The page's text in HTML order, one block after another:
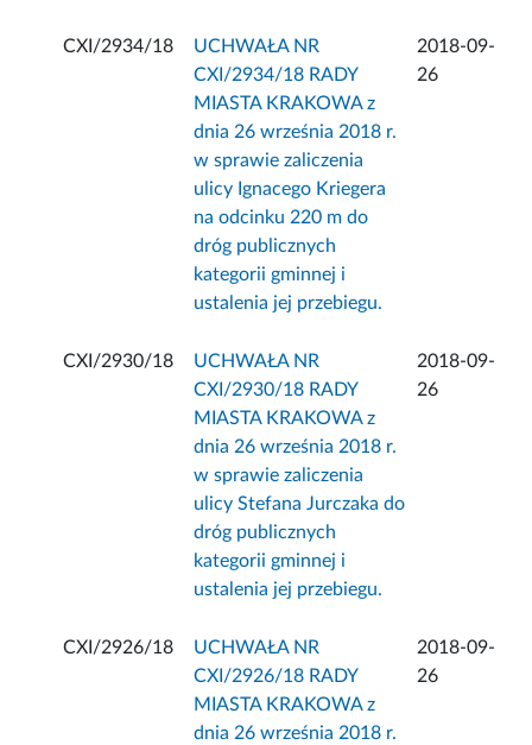
CXI/2934/18
UCHWAŁA NR
CXI/2934/18 RADY
MIASTA KRAKOWA z
dnia 26 września 2018 r.
w sprawie zaliczenia
ulicy Ignacego Kriegera
na odcinku 220 m do
dróg publicznych
kategorii gminnej i
ustalenia jej przebiegu.
2018-09-
26
CXI/2930/18
UCHWAŁA NR
CXI/2930/18 RADY
MIASTA KRAKOWA z
dnia 26 września 2018 r.
w sprawie zaliczenia
ulicy Stefana Jurczaka do
dróg publicznych
kategorii gminnej i
ustalenia jej przebiegu.
2018-09-
26
CXI/2926/18
UCHWAŁA NR
CXI/2926/18 RADY
MIASTA KRAKOWA z
dnia 26 września 2018 r.
2018-09-
26